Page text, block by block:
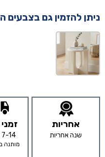
ניתן להזמין גם בצבעים
אחריות
שנה אחריות 7-14 ימי עסקים
מותנה